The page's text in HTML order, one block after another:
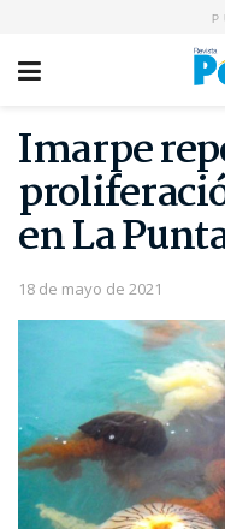
Imarpe
en La
18 de mayo de 2021